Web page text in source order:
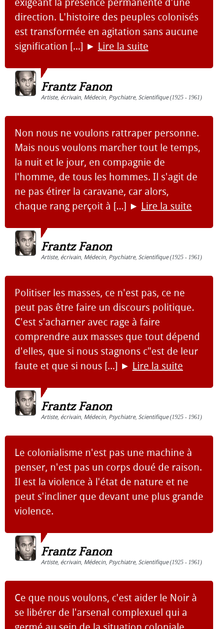
exigeant la présence permanente d'une
direction. L'histoire des peuples colonisés
est transformée en agitation sans aucune
signification [...] ► Lire la suite
Frantz Fanon
Artiste, écrivain, Médecin, Psychiatre, Scientifique(1925 - 1961)
Non nous ne voulons rattraper personne.
Mais nous voulons marcher tout le temps,
la nuit et le jour, en compagnie de
l'homme, de tous les hommes. Il s'agit de
ne pas étirer la caravane, car alors,
chaque rang perçoit à [...] ► Lire la suite
Frantz Fanon
Artiste, écrivain, Médecin, Psychiatre, Scientifique(1925 - 1961)
Politiser les masses, ce n'est pas, ce ne
peut pas être faire un discours politique.
C'est s'acharner avec rage à faire
comprendre aux masses que tout dépend
d'elles, que si nous stagnons c"est de leur
faute et que si nous [...] ► Lire la suite
Frantz Fanon
Artiste, écrivain, Médecin, Psychiatre, Scientifique(1925 - 1961)
Le colonialisme n'est pas une machine à
penser, n'est pas un corps doué de raison.
Il est la violence à l'état de nature et ne
peut s'incliner que devant une plus grande
violence.
Frantz Fanon
Artiste, écrivain, Médecin, Psychiatre, Scientifique(1925 - 1961)
Ce que nous voulons, c'est aider le Noir à
se libérer de l'arsenal complexuel qui a